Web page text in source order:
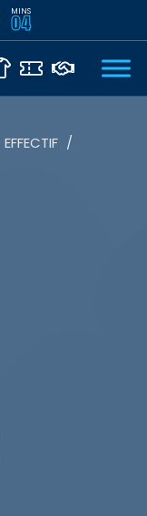
MINS
04
EFFECTIF /